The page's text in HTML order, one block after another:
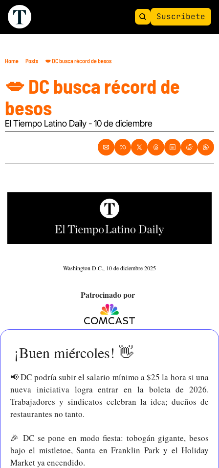
Suscríbete
Home Posts 💋 DC busca récord de besos
💋 DC busca récord de
besos
El Tiempo Latino Daily - 10 de diciembre
Washington D.C., 10 de diciembre 2025
Patrocinado por
¡Buen miércoles! 👋
📢 DC podría subir el salario mínimo a $25 la hora si una
nueva iniciativa logra entrar en la boleta de 2026.
Trabajadores y sindicatos celebran la idea; dueños de
restaurantes no tanto.
🎉 DC se pone en modo fiesta: tobogán gigante, besos
bajo el mistletoe, Santa en Franklin Park y el Holiday
Market ya encendido.